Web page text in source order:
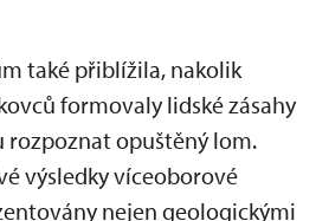
také přiblížila, nakolik
formovaly lidské zásahy
rozpoznat opuštěný lom.
výsledky víceoborové
nejen geologickými